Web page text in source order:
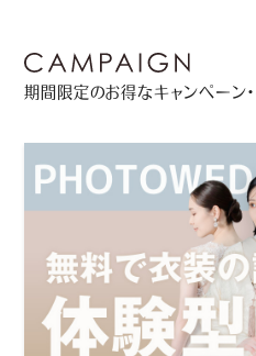
期間限定のお得なキャンペーン